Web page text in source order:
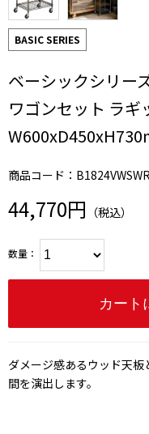
BASIC SERIES
ベーシックシリー
ワゴンセット ラギ
商品コード：
44,770円 （税込）
数量：
ダメージ感あるウッド天
間を演出します。